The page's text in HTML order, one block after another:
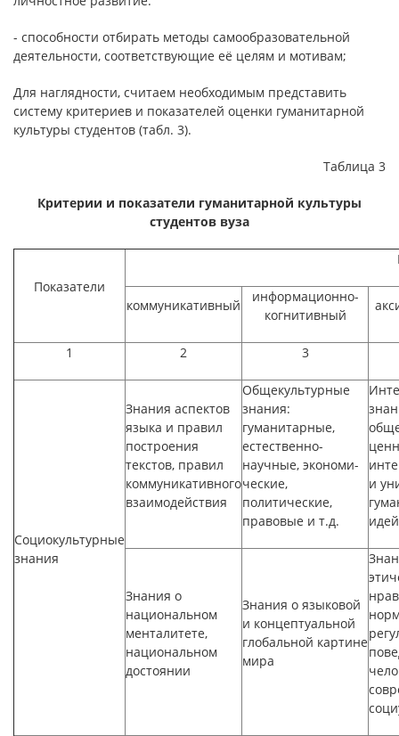
- способности отбирать методы самообразовательной
деятельности, соответствующие её целям и мотивам;
Для наглядности, считаем необходимым представить
систему критериев и показателей оценки гуманитарной
культуры студентов (табл. 3).
Таблица 3
Критерии и показатели гуманитарной культуры
студентов вуза
Показатели
коммуникативный
информационно-
когнитивный
1 2 3
Социокультурные
знания
Знания аспектов
языка и правил
построения
текстов, правил
коммуникативного
взаимодействия
Общекультурные
знания:
гуманитарные,
естественно-
научные, экономи-
ческие,
политические,
правовые и т.д.
и
идей
Знания о
национальном
менталитете,
национальном
достоянии
Знания о языковой
и концептуальной
глобальной картине
мира